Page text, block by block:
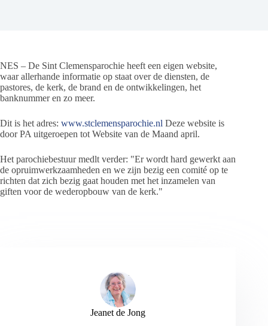
NES – De Sint Clemensparochie heeft een eigen website,
waar allerhande informatie op staat over de diensten, de
pastores, de kerk, de brand en de ontwikkelingen, het
banknummer en zo meer.
Dit is het adres: www.stclemensparochie.nl Deze website is
door PA uitgeroepen tot Website van de Maand april.
Het parochiebestuur medlt verder: "Er wordt hard gewerkt aan
de opruimwerkzaamheden en we zijn bezig een comité op te
richten dat zich bezig gaat houden met het inzamelen van
giften voor de wederopbouw van de kerk."
Jeanet de Jong